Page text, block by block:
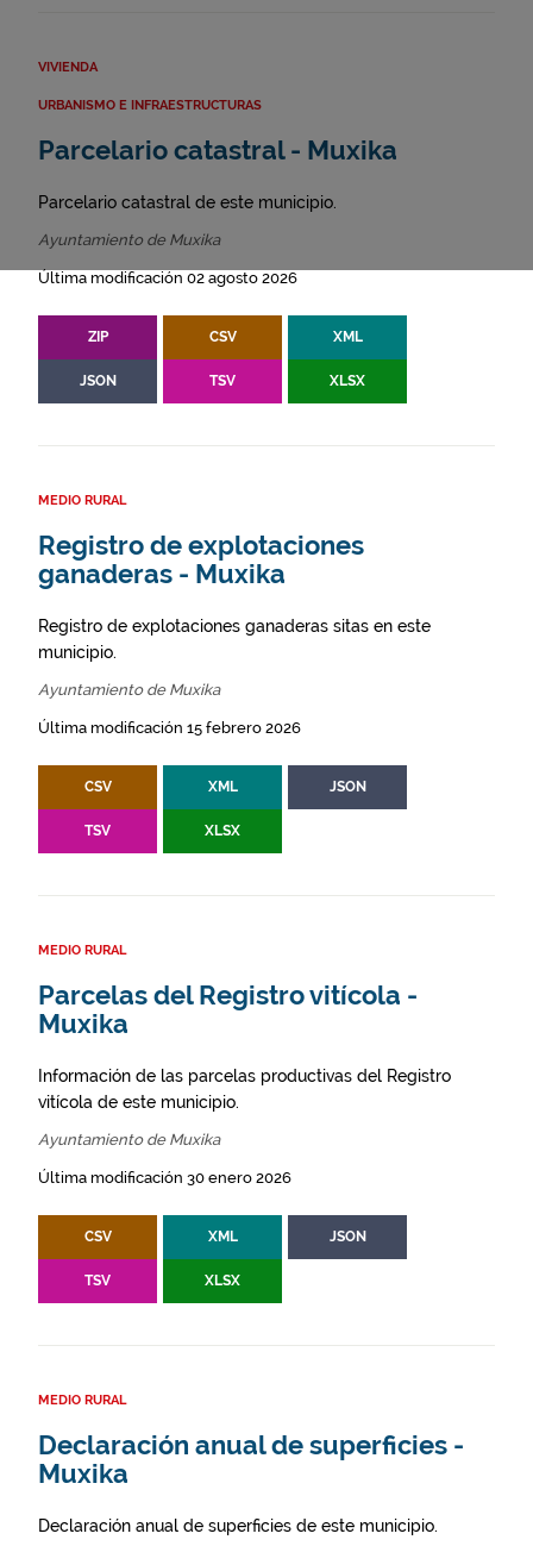
VIVIENDA
URBANISMO E INFRAESTRUCTURAS
Parcelario catastral - Muxika
Parcelario catastral de este municipio.
Ayuntamiento de Muxika
Última modificación 02 agosto 2026
ZIP CSV XML
JSON TSV XLSX
MEDIO RURAL
Registro de explotaciones
ganaderas - Muxika
Registro de explotaciones ganaderas sitas en este
municipio.
Ayuntamiento de Muxika
Última modificación 15 febrero 2026
CSV XML JSON
TSV XLSX
MEDIO RURAL
Parcelas del Registro vitícola -
Muxika
Información de las parcelas productivas del Registro
vitícola de este municipio.
Ayuntamiento de Muxika
Última modificación 30 enero 2026
CSV XML JSON
TSV XLSX
MEDIO RURAL
Declaración anual de superficies -
Muxika
Declaración anual de superficies de este municipio.